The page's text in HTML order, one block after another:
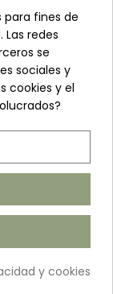
para fines de
redes
se
sociales y
cookies y el
y cookies